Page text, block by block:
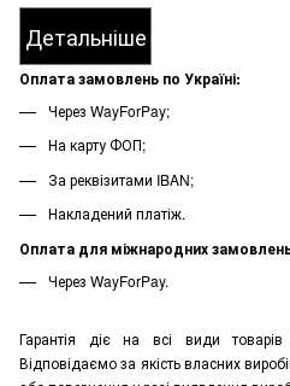
Детальніше
Оплата замовлень по Україні:
Через WayForPay;
На карту ФОП;
За реквізитами IBAN;
Накладений платіж.
Оплата для міжнародних
Через WayForPay.
Гарантія діє на всі види
Відповідаємо за якість власних